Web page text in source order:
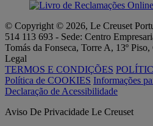
© Copyright © 2026, Le Creuset
514 113 693 - Sede: Centro
Tomás da Fonseca, Torre A, 13º
Legal
TERMOS E CONDIÇÕES
Política de COOKIES Informações
Declaração de Acessibilidade
Aviso De Privacidade Le Creuset